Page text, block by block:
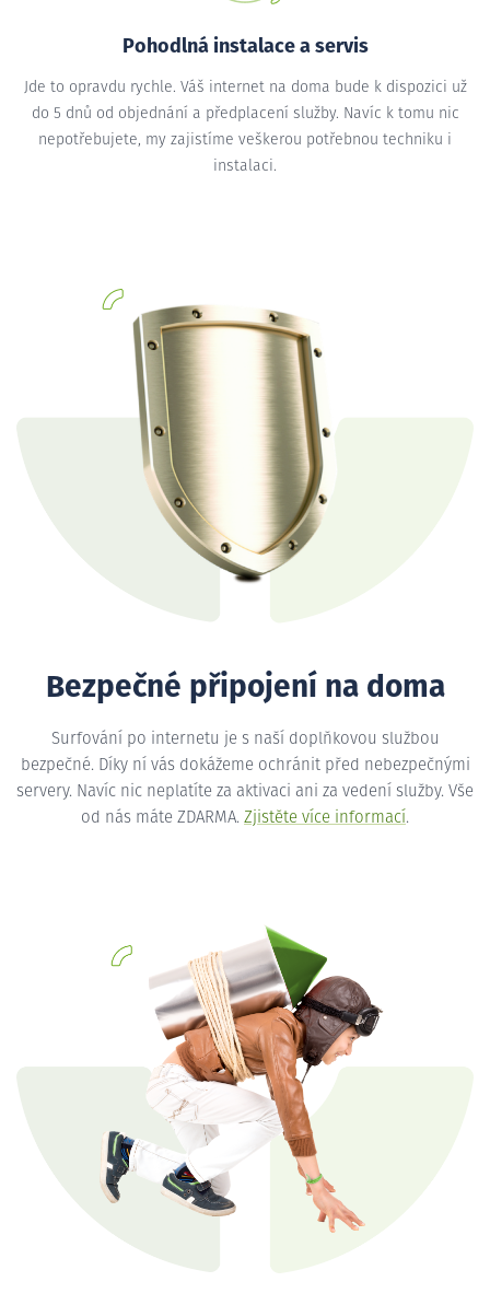
Pohodlná instalace a servis
Jde to opravdu rychle. Váš internet na doma bude k dispozici už
do 5 dnů od objednání a předplacení služby. Navíc k tomu nic
nepotřebujete, my zajistíme veškerou potřebnou techniku i
instalaci.
Bezpečné připojení na doma
Surfování po internetu je s naší doplňkovou službou
bezpečné. Díky ní vás dokážeme ochránit před nebezpečnými
servery. Navíc nic neplatíte za aktivaci ani za vedení služby. Vše
od nás máte ZDARMA. Zjistěte více informací.